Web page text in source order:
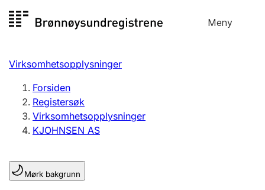
til
Meny
Registersøk
Aksjeselskap
Enkeltpersonforetak
Registrere, endre, slette
Lag og forening
Virksomhetsopplysninger
Forsiden
Registersøk
Virksomhetsopplysninger
KJOHNSEN AS
Mørk bakgrunn